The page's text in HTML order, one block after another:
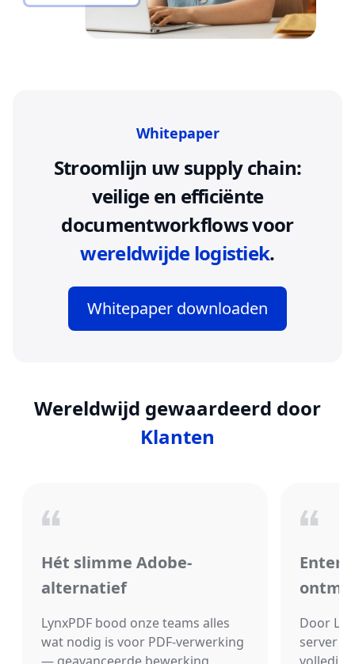
Whitepaper
Stroomlijn uw supply chain:
veilige en efficiënte
documentworkflows voor
wereldwijde logistiek.
Whitepaper downloaden
Wereldwijd gewaardeerd door
Klanten
Hét slimme Adobe-
alternatief
LynxPDF bood onze teams alles
wat nodig is voor PDF-verwerking
Door
server